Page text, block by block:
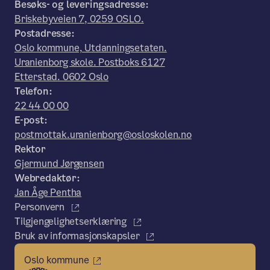
Besøks- og leveringsadresse:
Briskebyveien 7, 0259 OSLO.
Postadresse:
Oslo kommune, Utdanningsetaten.
Uranienborg skole. Postboks 6127
Etterstad. 0602 Oslo
Telefon:
22 44 00 00
E-post:
postmottak.uranienborg@osloskolen.no
Rektor
Gjermund Jørgensen
Webredaktør:
Jan Åge Pentha
Personvern
Tilgjengelighetserklæring
Bruk av informasjonskapsler
Oslo kommune